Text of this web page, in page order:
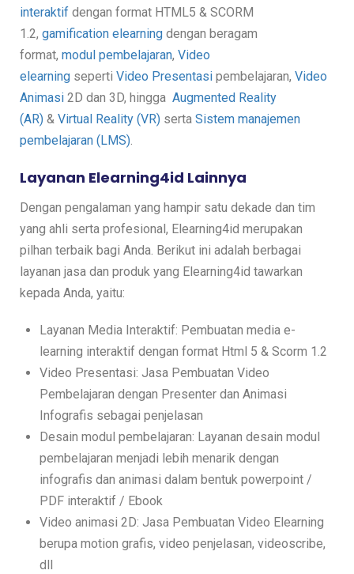
interaktif dengan format HTML5 & SCORM
1.2, gamification elearning dengan beragam
format, modul pembelajaran, Video
elearning seperti Video Presentasi pembelajaran, Video
Animasi 2D dan 3D, hingga Augmented Reality
(AR) & Virtual Reality (VR) serta Sistem manajemen
pembelajaran (LMS).
Layanan Elearning4id Lainnya
Dengan pengalaman yang hampir satu dekade dan tim
yang ahli serta profesional, Elearning4id merupakan
pilhan terbaik bagi Anda. Berikut ini adalah berbagai
layanan jasa dan produk yang Elearning4id tawarkan
kepada Anda, yaitu:
Layanan Media Interaktif: Pembuatan media e-
learning interaktif dengan format Html 5 & Scorm 1.2
Video Presentasi: Jasa Pembuatan Video
Pembelajaran dengan Presenter dan Animasi
Infografis sebagai penjelasan
Desain modul pembelajaran: Layanan desain modul
pembelajaran menjadi lebih menarik dengan
infografis dan animasi dalam bentuk powerpoint /
PDF interaktif / Ebook
Video animasi 2D: Jasa Pembuatan Video Elearning
berupa motion grafis, video penjelasan, videoscribe,
dll